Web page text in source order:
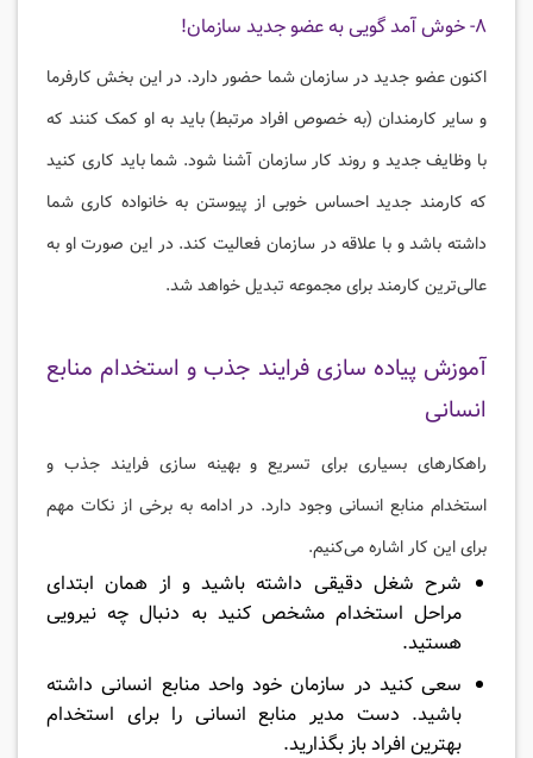
۸- خوش آمد گویی به عضو جدید سازمان!
اکنون عضو جدید در سازمان شما حضور دارد. در این بخش کارفرما
و سایر کارمندان (به خصوص افراد مرتبط) باید به او کمک کنند که
با وظایف جدید و روند کار سازمان آشنا شود. شما باید کاری کنید
که کارمند جدید احساس خوبی از پیوستن به خانواده کاری شما
داشته باشد و با علاقه در سازمان فعالیت کند. در این صورت او به
عالی‌ترین کارمند برای مجموعه تبدیل خواهد شد.
آموزش پیاده سازی فرایند جذب و استخدام منابع
انسانی
راهکارهای بسیاری برای تسریع و بهینه سازی فرایند جذب و
استخدام منابع انسانی وجود دارد. در ادامه به برخی از نکات مهم
برای این کار اشاره می‌کنیم.
شرح شغل دقیقی داشته باشید و از همان ابتدای
مراحل استخدام مشخص کنید به دنبال چه نیرویی
هستید.
سعی کنید در سازمان خود واحد منابع انسانی داشته
باشید. دست مدیر منابع انسانی را برای استخدام
بهترین افراد باز بگذارید.